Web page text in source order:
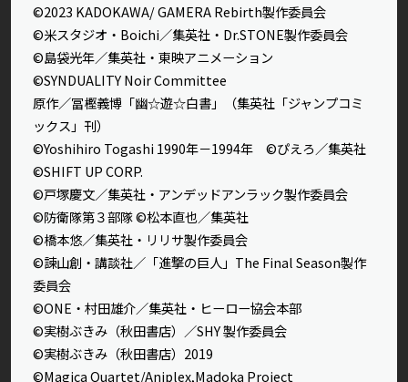
©2023 KADOKAWA/ GAMERA Rebirth製作委員会
©米スタジオ・Boichi／集英社・Dr.STONE製作委員会
©島袋光年／集英社・東映アニメーション
©SYNDUALITY Noir Committee
原作／冨樫義博「幽☆遊☆白書」（集英社「ジャンプコミ
ックス」刊）
©Yoshihiro Togashi 1990年－1994年 ©ぴえろ／集英社
©SHIFT UP CORP.
©戸塚慶文／集英社・アンデッドアンラック製作委員会
©防衛隊第３部隊 ©松本直也／集英社
©橋本悠／集英社・リリサ製作委員会
©諫山創・講談社／「進撃の巨人」The Final Season製作
委員会
©ONE・村田雄介／集英社・ヒーロー協会本部
©実樹ぶきみ（秋田書店）／SHY 製作委員会
©実樹ぶきみ（秋田書店）2019
©Magica Quartet/Aniplex,Madoka Project